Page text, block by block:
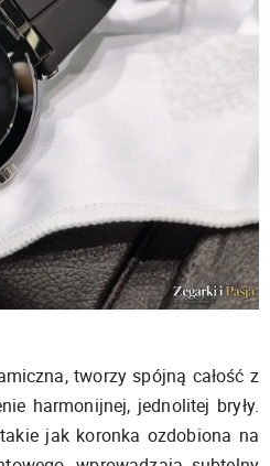
tworzy spójną całość z
harmonijnej, jednolitej bryły.
jak koronka ozdobiona na